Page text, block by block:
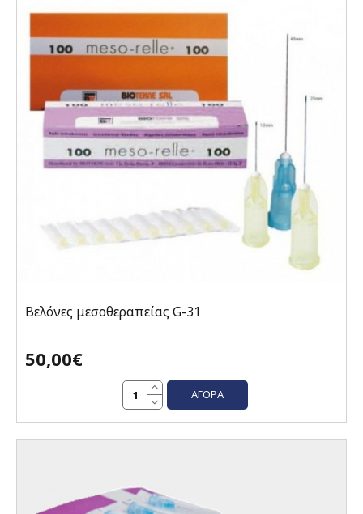
Βελόνες μεσοθεραπείας G-31
50,00€
ΑΓΟΡΆ